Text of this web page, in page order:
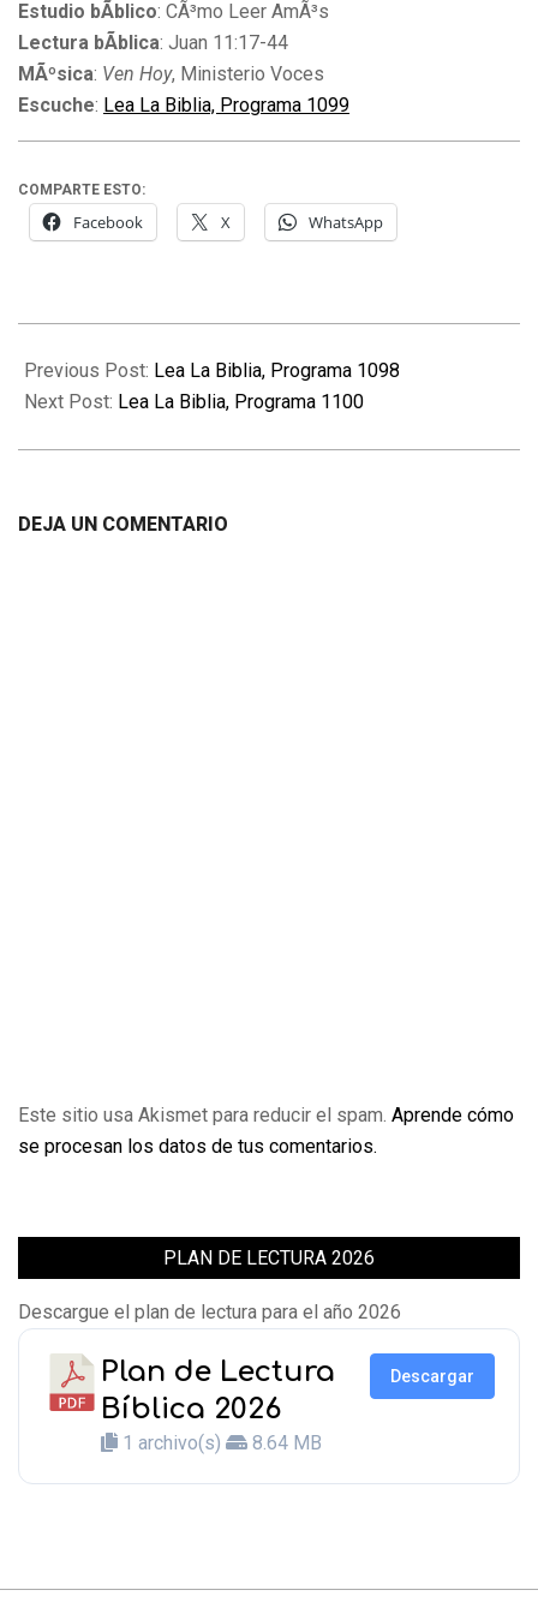
Estudio bÃ­blico: CÃ³mo Leer AmÃ³s
Lectura bÃ­blica: Juan 11:17-44
MÃºsica: Ven Hoy, Ministerio Voces
Escuche: Lea La Biblia, Programa 1099
COMPARTE ESTO:
Facebook X WhatsApp
05-
12
Previous Post: Lea La Biblia, Programa 1098
Next Post: Lea La Biblia, Programa 1100
DEJA UN COMENTARIO
Este sitio usa Akismet para reducir el spam. Aprende cómo
se procesan los datos de tus comentarios.
PLAN DE LECTURA 2026
Descargue el plan de lectura para el año 2026
Plan de Lectura
Bíblica 2026
1 archivo(s) 8.64 MB
Descargar